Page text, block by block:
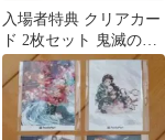
入場者特典 クリアカー
ド 2枚セット 鬼滅の刃
クリアカード 無限城編
非売品